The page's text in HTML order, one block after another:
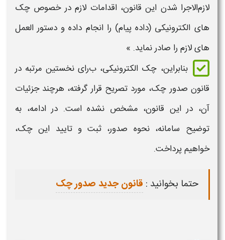
لازم‌الاجرا شدن این قانون، اقدامات لازم در خصوص چک‌
های الکترونیکی (داده پیام) را انجام داده و دستور العمل‌
های لازم را صادر نماید. »
بنابراین، چک الکترونیکی، برای نخستین مرتبه در
قانون صدور چک، مورد تصریح قرار گرفته، هرچند جزئیات
آن، در این قانون، مشخص نشده است. در ادامه، به
توضیح سامانه، نحوه صدور، ثبت و تایید این چک،
خواهیم پرداخت.
حتما بخوانید : قانون جدید صدور چک